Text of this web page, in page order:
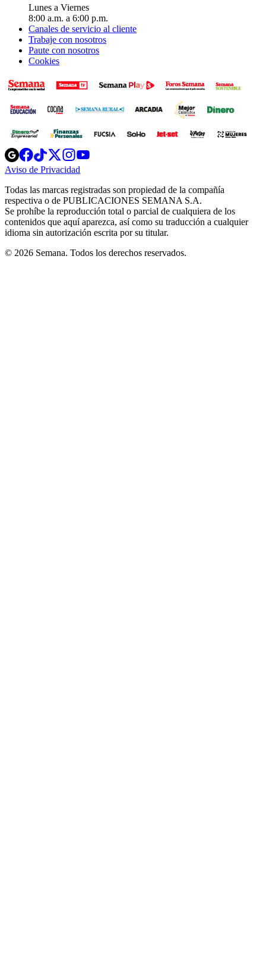
Lunes a Viernes
8:00 a.m. a 6:00 p.m.
Canales de servicio al cliente
Trabaje con nosotros
Paute con nosotros
Cookies
Opens
in
new
Opens
in
new
Opens
in
new
window
Opens
new
windowwindow
Aviso de Privacidad
new
window
Todas las marcas registradas son propiedad de la compañía
respectiva o de PUBLICACIONES SEMANA S.A.
Se prohíbe la reproducción total o parcial de cualquiera de los
contenidos que aquí aparezca, así como su traducción a cualquier
idioma sin autorización escrita por su titular.
© 2026 Semana. Todos los derechos reservados.